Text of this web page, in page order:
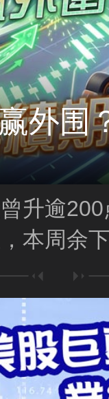
外围
升逾
本周余
考验？！